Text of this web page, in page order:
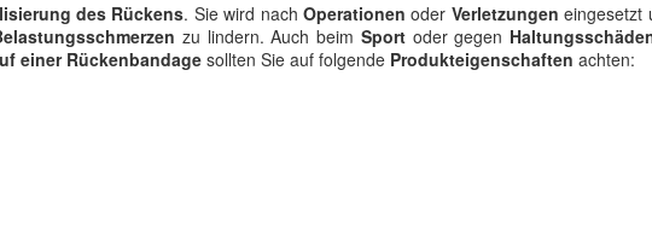
des Rückens. Sie wird nachOperationen oder Verletzungen eingesetzt
zu lindern. Auch beim Sportoder gegen
einer Rückenbandage sollten Sie auf folgende Produkteigenschaften achten: